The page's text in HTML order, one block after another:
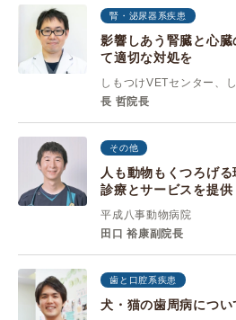
腎・泌尿器系疾患
影響しあう腎臓と心
て適切な対処を
しもつけVETセンター、
長 哲院長
その他
人も動物もくつろげ
診療とサービスを提供
平成八事動物病院
田口 裕康副院長
歯と口腔系疾患
犬・猫の歯周病につい